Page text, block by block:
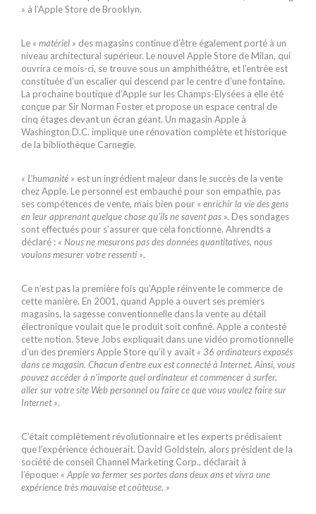
» à l’Apple Store de Brooklyn.
Le « matériel » des magasins continue d’être également porté à un
niveau architectural supérieur. Le nouvel Apple Store de Milan, qui
ouvrira ce mois-ci, se trouve sous un amphithéâtre, et l’entrée est
constituée d’un escalier qui descend par le centre d’une fontaine.
La prochaine boutique d’Apple sur les Champs-Elysées a elle été
conçue par Sir Norman Foster et propose un espace central de
cinq étages devant un écran géant. Un magasin Apple à
Washington D.C. implique une rénovation complète et historique
de la bibliothèque Carnegie.
« L’humanité » est un ingrédient majeur dans le succès de la vente
chez Apple. Le personnel est embauché pour son empathie, pas
ses compétences de vente, mais bien pour « enrichir la vie des gens
en leur apprenant quelque chose qu’ils ne savent pas ». Des sondages
sont effectués pour s’assurer que cela fonctionne. Ahrendts a
déclaré : « Nous ne mesurons pas des données quantitatives, nous
voulons mesurer votre ressenti ».
Ce n’est pas la première fois qu’Apple réinvente le commerce de
cette manière. En 2001, quand Apple a ouvert ses premiers
magasins, la sagesse conventionnelle dans la vente au détail
électronique voulait que le produit soit confiné. Apple a contesté
cette notion. Steve Jobs expliquait dans une vidéo promotionnelle
d’un des premiers Apple Store qu’il y avait « 36 ordinateurs exposés
dans ce magasin. Chacun d’entre eux est connecté à Internet. Ainsi, vous
pouvez accéder à n’importe quel ordinateur et commencer à surfer,
aller sur votre site Web personnel ou faire ce que vous voulez faire sur
Internet ».
C’était complètement révolutionnaire et les experts prédisaient
que l’expérience échouerait. David Goldstein, alors président de la
société de conseil Channel Marketing Corp., déclarait à
l’époque: « Apple va fermer ses portes dans deux ans et vivra une
expérience très mauvaise et coûteuse. »